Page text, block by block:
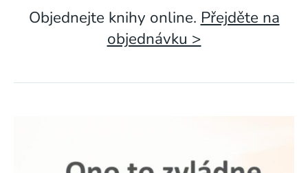
Objednejte knihy online. Přejděte na
objednávku >